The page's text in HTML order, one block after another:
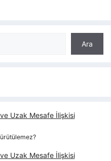
Ara
Uzak Mesafe İlişkisi
Uzak Mesafe İlişkisi